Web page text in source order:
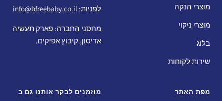
מוצרי הנקה
מוצרי ניקוי
בלוג
שירות לקוחות
לפניות: info@bfreebaby.co.il
מחסני החברה: פארק תעשיה
אדיסון, קיבוץ אפיקים.
מפת האתר מוזמנים לבקר אותנו גם ב